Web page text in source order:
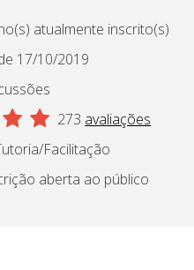
atualmente inscrito(s)
17/10/2019
273 avaliações
Facilitação
aberta ao público